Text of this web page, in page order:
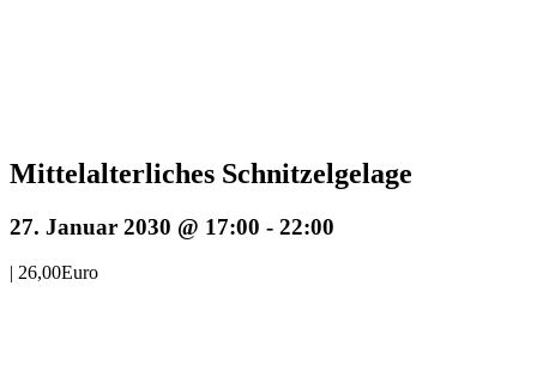
Mittelalterliches Schnitzelgelage
27. Januar 2030 @ 17:00 - 22:00
| 26,00Euro